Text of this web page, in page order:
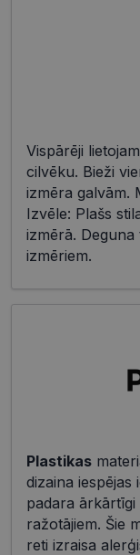
Vispārēji
cilvēku. Bieži
izmēra galvām.
Izvēle: Plašs
izmērā. Deguna
izmēriem.
Plastikas
dizaina
padara
ražotājiem. Šie
reti izraisa